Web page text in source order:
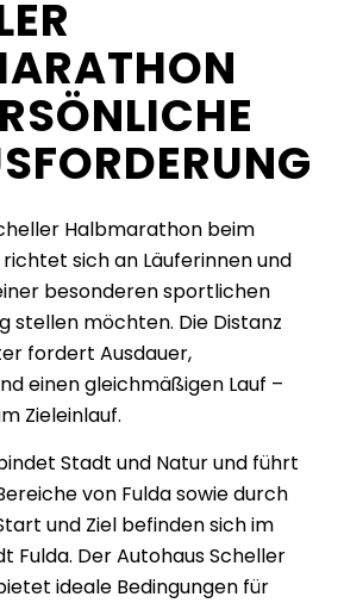
Halbmarathon beim
sich an Läuferinnen und
besonderen sportlichen
stellen möchten. Die Distanz
fordert Ausdauer,
einen gleichmäßigen Lauf –
Zieleinlauf.
Stadt und Natur und führt
von Fulda sowie durch
und Ziel befinden sich im
Fulda. Der Autohaus Scheller
ideale Bedingungen für